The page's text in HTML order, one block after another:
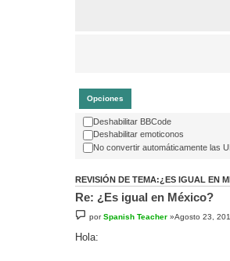
Opciones
Deshabilitar BBCode
Deshabilitar emoticonos
No convertir automáticamente las
REVISIÓN DE TEMA:¿ES IGUAL EN
Re: ¿Es igual en México?
porSpanish Teacher »Agosto 23,
Hola: